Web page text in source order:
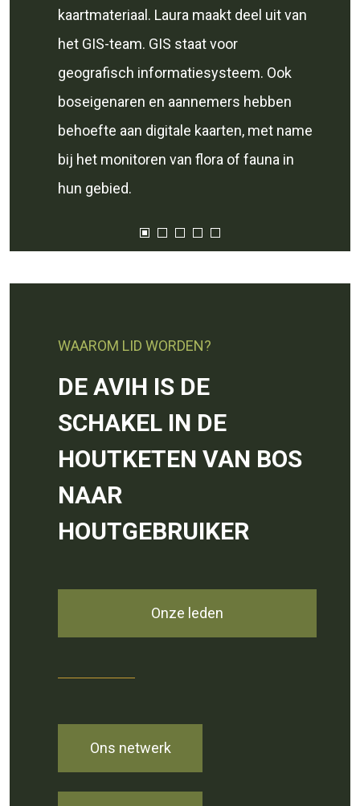
kaartmateriaal. Laura maakt deel uit van
het GIS-team. GIS staat voor
geografisch informatiesysteem. Ook
boseigenaren en aannemers hebben
behoefte aan digitale kaarten, met name
bij het monitoren van flora of fauna in
hun gebied.
WAAROM LID WORDEN?
DE AVIH IS DE
SCHAKEL IN DE
HOUTKETEN VAN BOS
NAAR
HOUTGEBRUIKER
Onze leden
Ons netwerk